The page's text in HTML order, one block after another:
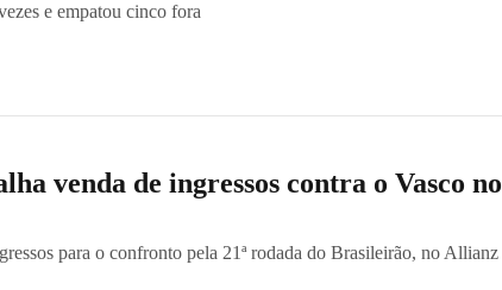
e empatou cinco fora
venda de ingressos contra o Vasco no
para o confronto pela 21ª rodada do Brasileirão, no Allianz